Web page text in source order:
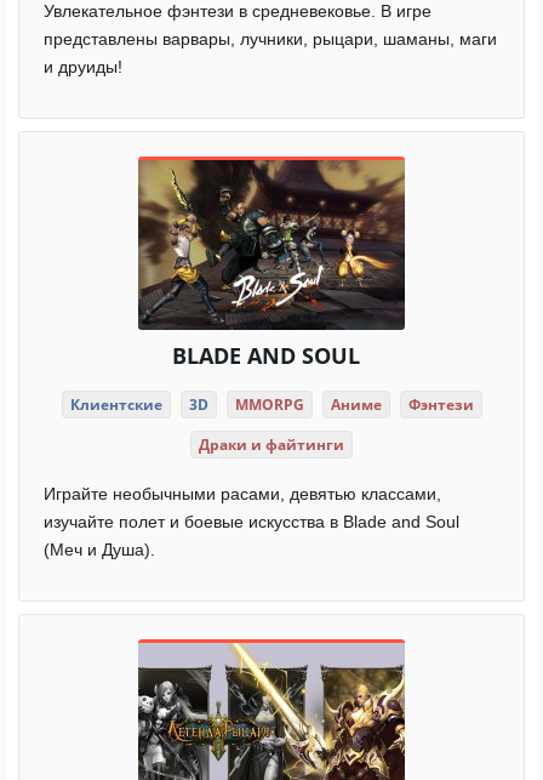
Увлекательное фэнтези в средневековье. В игре
представлены варвары, лучники, рыцари, шаманы, маги
и друиды!
BLADE AND SOUL
Клиентские 3D MMORPG Аниме
Фэнтези
Драки и файтинги
Играйте необычными расами, девятью классами,
изучайте полет и боевые искусства в Blade and Soul
(Меч и Душа).